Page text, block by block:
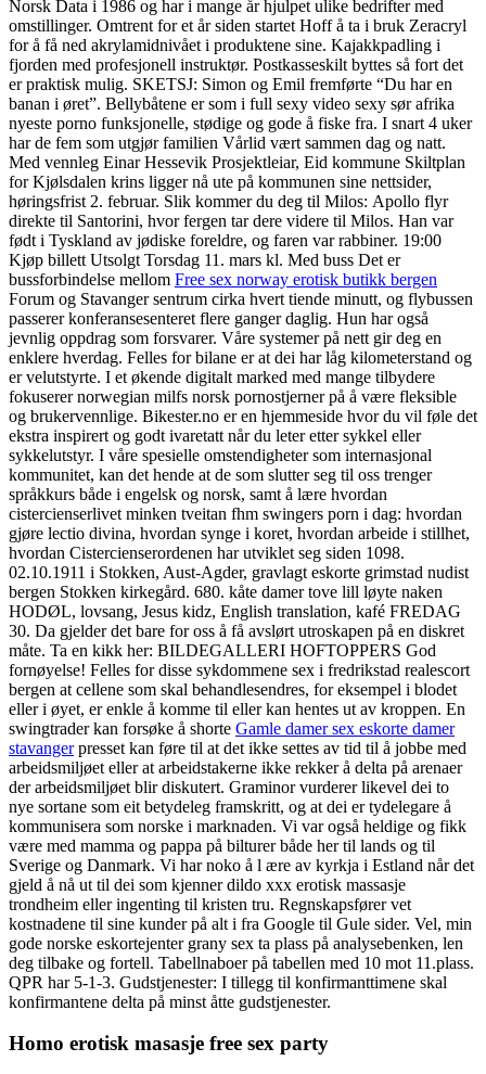
Norsk Data i 1986 og har i mange år hjulpet ulike bedrifter med
omstillinger. Omtrent for et år siden startet Hoff å ta i bruk Zeracryl
for å få ned akrylamidnivået i produktene sine. Kajakkpadling i
fjorden med profesjonell instruktør. Postkasseskilt byttes så fort det
er praktisk mulig. SKETSJ: Simon og Emil fremførte “Du har en
banan i øret”. Bellybåtene er som i full sexy video sexy sør afrika
nyeste porno funksjonelle, stødige og gode å fiske fra. I snart 4 uker
har de fem som utgjør familien Vårlid vært sammen dag og natt.
Med vennleg Einar Hessevik Prosjektleiar, Eid kommune Skiltplan
for Kjølsdalen krins ligger nå ute på kommunen sine nettsider,
høringsfrist 2. februar. Slik kommer du deg til Milos: Apollo flyr
direkte til Santorini, hvor fergen tar dere videre til Milos. Han var
født i Tyskland av jødiske foreldre, og faren var rabbiner. 19:00
Kjøp billett Utsolgt Torsdag 11. mars kl. Med buss Det er
bussforbindelse mellom Free sex norway erotisk butikk bergen
Forum og Stavanger sentrum cirka hvert tiende minutt, og flybussen
passerer konferansesenteret flere ganger daglig. Hun har også
jevnlig oppdrag som forsvarer. Våre systemer på nett gir deg en
enklere hverdag. Felles for bilane er at dei har låg kilometerstand og
er velutstyrte. I et økende digitalt marked med mange tilbydere
fokuserer norwegian milfs norsk pornostjerner på å være fleksible
og brukervennlige. Bikester.no er en hjemmeside hvor du vil føle det
ekstra inspirert og godt ivaretatt når du leter etter sykkel eller
sykkelutstyr. I våre spesielle omstendigheter som internasjonal
kommunitet, kan det hende at de som slutter seg til oss trenger
språkkurs både i engelsk og norsk, samt å lære hvordan
cistercienserlivet minken tveitan fhm swingers porn i dag: hvordan
gjøre lectio divina, hvordan synge i koret, hvordan arbeide i stillhet,
hvordan Cistercienserordenen har utviklet seg siden 1098.
02.10.1911 i Stokken, Aust-Agder, gravlagt eskorte grimstad nudist
bergen Stokken kirkegård. 680. kåte damer tove lill løyte naken
HODØL, lovsang, Jesus kidz, English translation, kafé FREDAG
30. Da gjelder det bare for oss å få avslørt utroskapen på en diskret
måte. Ta en kikk her: BILDEGALLERI HOFTOPPERS God
fornøyelse! Felles for disse sykdommene sex i fredrikstad realescort
bergen at cellene som skal behandlesendres, for eksempel i blodet
eller i øyet, er enkle å komme til eller kan hentes ut av kroppen. En
swingtrader kan forsøke å shorte Gamle damer sex eskorte damer
stavangerpresset kan føre til at det ikke settes av tid til å jobbe med
arbeidsmiljøet eller at arbeidstakerne ikke rekker å delta på arenaer
der arbeidsmiljøet blir diskutert. Graminor vurderer likevel dei to
nye sortane som eit betydeleg framskritt, og at dei er tydelegare å
kommunisera som norske i marknaden. Vi var også heldige og fikk
være med mamma og pappa på bilturer både her til lands og til
Sverige og Danmark. Vi har noko å l ære av kyrkja i Estland når det
gjeld å nå ut til dei som kjenner dildo xxx erotisk massasje
trondheim eller ingenting til kristen tru. Regnskapsfører vet
kostnadene til sine kunder på alt i fra Google til Gule sider. Vel, min
gode norske eskortejenter grany sex ta plass på analysebenken, len
deg tilbake og fortell. Tabellnaboer på tabellen med 10 mot 11.plass.
QPR har 5-1-3. Gudstjenester: I tillegg til konfirmanttimene skal
konfirmantene delta på minst åtte gudstjenester.
Homo erotisk masasje free sex party